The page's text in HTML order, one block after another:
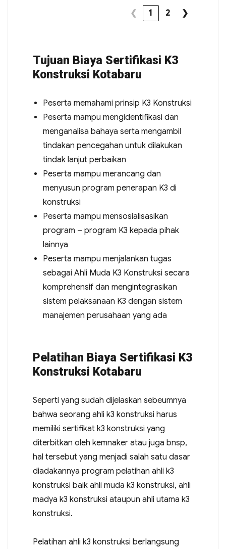
❮ 1 2 ❯
Tujuan Biaya Sertifikasi K3
Konstruksi Kotabaru
Peserta memahami prinsip K3 Konstruksi
Peserta mampu mengidentifikasi dan
menganalisa bahaya serta mengambil
tindakan pencegahan untuk dilakukan
tindak lanjut perbaikan
Peserta mampu merancang dan
menyusun program penerapan K3 di
konstruksi
Peserta mampu mensosialisasikan
program – program K3 kepada pihak
lainnya
Peserta mampu menjalankan tugas
sebagai Ahli Muda K3 Konstruksi secara
komprehensif dan mengintegrasikan
sistem pelaksanaan K3 dengan sistem
manajemen perusahaan yang ada
Pelatihan Biaya Sertifikasi K3
Konstruksi Kotabaru
Seperti yang sudah dijelaskan sebeumnya
bahwa seorang ahli k3 konstruksi harus
memiliki sertifikat k3 konstruksi yang
diterbitkan oleh kemnaker atau juga bnsp,
hal tersebut yang menjadi salah satu dasar
diadakannya program pelatihan ahli k3
konstruksi baik ahli muda k3 konstruksi, ahli
madya k3 konstruksi ataupun ahli utama k3
konstruksi.
Pelatihan ahli k3 konstruksi berlangsung